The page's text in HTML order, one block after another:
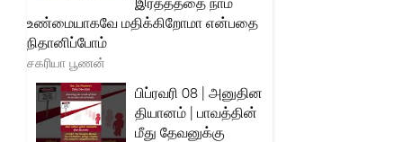
உண்மையாகவே மதிக்கிறோமா என்பதை
நிதானிப்போம்
சகரியா பூணன்
பிப்ரவரி 08 | அனுதின
தியானம் | பாவத்தின்
மீது தேவனுக்கு